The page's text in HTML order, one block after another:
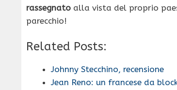
rassegnato alla vista del proprio
parecchio!
Related Posts:
Johnny Stecchino, recensione
Jean Reno: un francese da